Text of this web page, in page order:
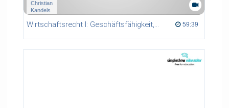
Christian
Kandels
Wirtschaftsrecht I: Geschäftsfähigkeit, Formvorschriften 59:39
59:39 duration